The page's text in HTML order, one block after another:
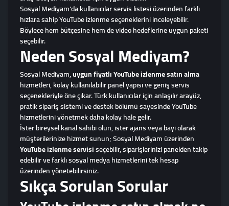
Sosyal Mediyam’da kullanıcılar servis listesi üzerinden farklı
hızlara sahip YouTube izlenme seçeneklerini inceleyebilir.
Böylece hem bütçesine hem de video hedeflerine uygun paketi
seçebilir.
Neden Sosyal Mediyam?
Sosyal Mediyam,uygun fiyatlı YouTube izlenme satın alma
hizmetleri, kolay kullanılabilir panel yapısı ve geniş servis
seçenekleriyle öne çıkar. Türk kullanıcılar için anlaşılır arayüz,
pratik sipariş sistemi ve destek bölümü sayesinde YouTube
hizmetlerini yönetmek daha kolay hale gelir.
İster bireysel kanal sahibi olun, ister ajans veya bayi olarak
müşterilerinize hizmet sunun; Sosyal Mediyam üzerinden
YouTube izlenme servisiseçebilir, siparişlerinizi panelden takip
edebilir ve farklı sosyal medya hizmetlerini tek hesap
üzerinden yönetebilirsiniz.
Sıkça Sorulan Sorular